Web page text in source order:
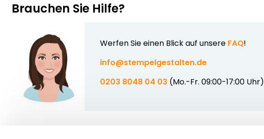
Brauchen Sie Hilfe?
Werfen Sie einen Blick auf unsere FAQ!
info@stempelgestalten.de
0203 8048 04 03 (Mo.-Fr. 09:00-17:00 Uhr)